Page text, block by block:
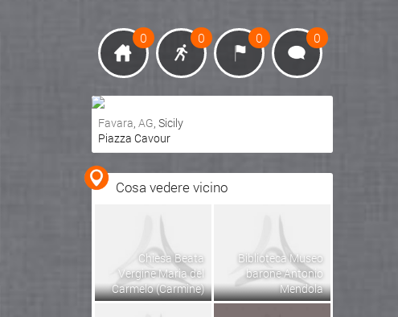
0 0 0 0
Ottieni indicazioni stradali
Visualizza mappa
Favara,AG, Sicily
Piazza Cavour
Cosa vedere vicino
Chiesa Beata
Vergine Maria del
Carmelo (Carmine)
Biblioteca Museo
barone Antonio
Mendola